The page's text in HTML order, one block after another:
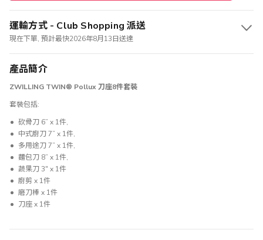
運輸方式 - Club Shopping 派送
現在下單, 預計最快2026年8月13日送達
產品簡介
ZWILLING TWIN® Pollux 刀座8件套裝
套裝包括:
砍骨刀 6” x 1件,
中式廚刀 7” x 1件,
多用途刀 7” x 1件,
麵包刀 8” x 1件,
蔬果刀 3" x 1件
廚剪 x 1件
磨刀棒 x 1件
刀座 x 1件